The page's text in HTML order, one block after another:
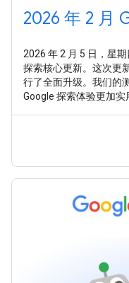
2026 年 2 月
2026 年 2 月 5 日，星
探索核心更新。这次更
行了全面升级。我们的
Google 探索体验更加
准识别其专业性。因